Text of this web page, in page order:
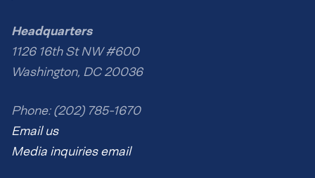
Headquarters
1126 16th St NW #600
Washington, DC 20036
Phone: (202) 785-1670
Email us
Media inquiries email